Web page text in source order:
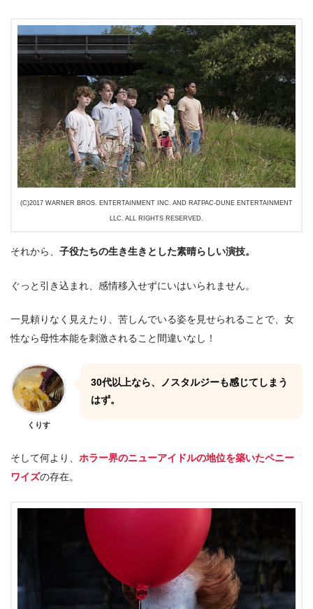
(C)2017 WARNER BROS. ENTERTAINMENT INC. AND RATPAC-DUNE ENTERTAINMENT
LLC. ALL RIGHTS RESERVED.
それから、 子役たちの生き生きとした素晴らしい演技。
ぐっと引き込まれ、感情移入せずにいはいられません。
一見頼りなく見えたり、苦しんでいる姿を見せられることで、女
性なら母性本能を刺激されること間違いなし！
くりす
30代以上なら、ノスタルジーも感じてしまう
はず。
そして何より、 ホラー界のニューアイドルの地位を築いたペニー
ワイズの存在。